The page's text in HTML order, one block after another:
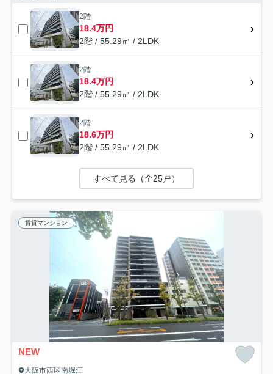
2階
18.4万円
2階 / 55.29㎡ / 2LDK
2階
18.4万円
2階 / 55.29㎡ / 2LDK
2階
18.6万円
2階 / 55.29㎡ / 2LDK
すべて見る（全25戸）
賃貸マンション
NEW
大阪市西区南堀江